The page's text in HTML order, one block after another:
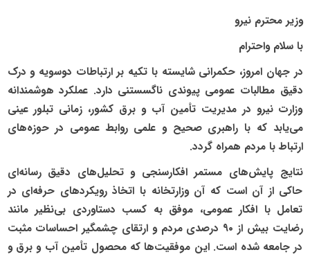
وزیر محترم نیرو
با سلام واحترام
در جهان امروز، حکمرانی شایسته با تکیه بر ارتباطات دوسویه و درک
دقیق مطالبات عمومی پیوندی ناگسستنی دارد. عملکرد هوشمندانه
وزارت نیرو در مدیریت تأمین آب و برق کشور، زمانی تبلور عینی
می‌یابد که با راهبری صحیح و علمی روابط عمومی در حوزه‌های
ارتباط با مردم همراه گردد.
نتایج پایش‌های مستمر افکارسنجی و تحلیل‌های دقیق رسانه‌ای
حاکی از آن است که آن وزارتخانه با اتخاذ رویکردهای حرفه‌ای در
تعامل با افکار عمومی، موفق به کسب دستاوردی بی‌نظیر مانند
رضایت بیش از ۹۰ درصدی مردم و ارتقای چشمگیر احساسات مثبت
در جامعه شده است. این موفقیت‌ها که محصول تأمین آب و برق و